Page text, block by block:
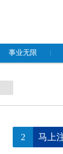
事业无限
2 马上